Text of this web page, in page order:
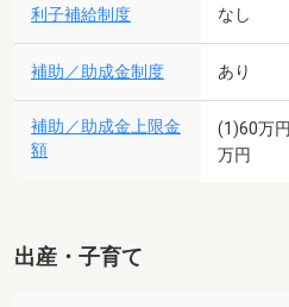
利子補給制度 なし
補助／助成金制度 あり
補助／助成金上限金
額
(1)60万
万円
出産・子育て